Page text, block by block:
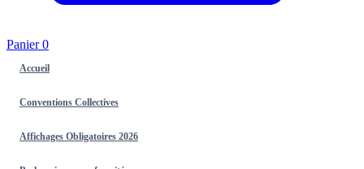
Panier0
Accueil
Conventions Collectives
Affichages Obligatoires 2026